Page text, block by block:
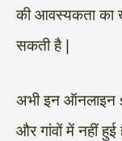
की आवस्यकता का
सकती है |
अभी इन ऑनलाइन
और गांवों में नहीं